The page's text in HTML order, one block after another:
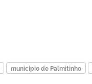
município de Palmitinho